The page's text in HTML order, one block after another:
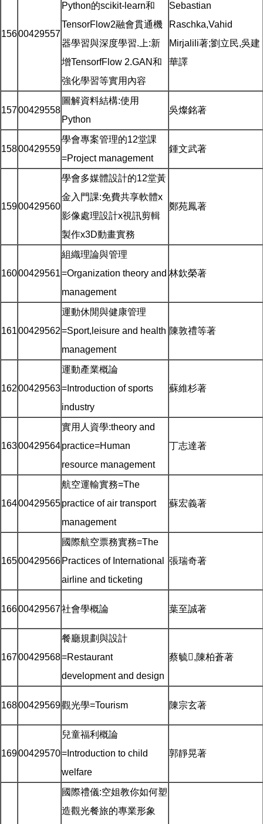
15600429557
Python的scikit-learn和
TensorFlow2融會貫通機
器學習與深度學習.上:新
增TensorfFlow 2.GAN和
強化學習等實用內容
Sebastian
Raschka,Vahid
Mirjalili著;劉立民,吳建
華譯
15700429558
圖解資料結構:使用
Python
吳燦銘著
15800429559
學會專案管理的12堂課
=Project management
鍾文武著
15900429560
學會多媒體設計的12堂黃
金入門課:免費共享軟體x
影像處理設計x視訊剪輯
製作x3D動畫實務
鄭苑鳳著
16000429561
組織理論與管理
=Organization theory and
management
林欽榮著
16100429562
運動休閒與健康管理
=Sport,leisure and health
management
陳敦禮等著
16200429563
運動產業概論
=Introduction of sports
industry
蘇維杉著
16300429564
實用人資學:theory and
practice=Human
resource management
丁志達著
16400429565
航空運輸實務=The
practice of air transport
management
蘇宏義著
16500429566
國際航空票務實務=The
Practices of International
airline and ticketing
張瑞奇著
16600429567社會學概論 葉至誠著
16700429568
餐廳規劃與設計
=Restaurant
development and design
蔡毓,陳柏蒼著
16800429569觀光學=Tourism 陳宗玄著
16900429570
兒童福利概論
=Introduction to child
welfare
郭靜晃著
國際禮儀:空姐教你如何塑
造觀光餐旅的專業形象